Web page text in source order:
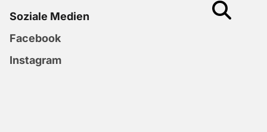
Soziale Medien
Facebook
Instagram